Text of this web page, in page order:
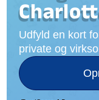
Udfyld en kort
private og